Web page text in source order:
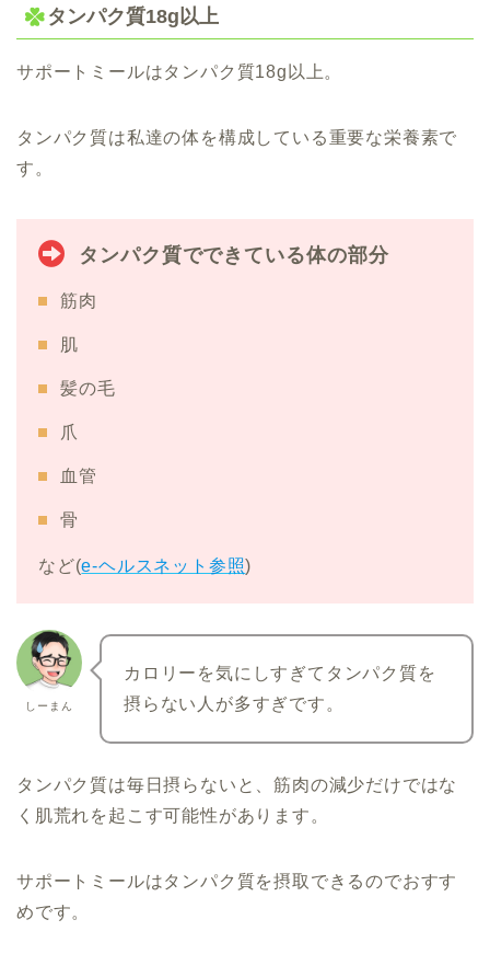
タンパク質18g以上
サポートミールはタンパク質18g以上。
タンパク質は私達の体を構成している重要な栄養素で
す。
タンパク質でできている体の部分
筋肉
肌
髪の毛
爪
血管
骨
など(e-ヘルスネット参照)
しーまん
カロリーを気にしすぎてタンパク質を
摂らない人が多すぎです。
タンパク質は毎日摂らないと、筋肉の減少だけではな
く肌荒れを起こす可能性があります。
サポートミールはタンパク質を摂取できるのでおすす
めです。